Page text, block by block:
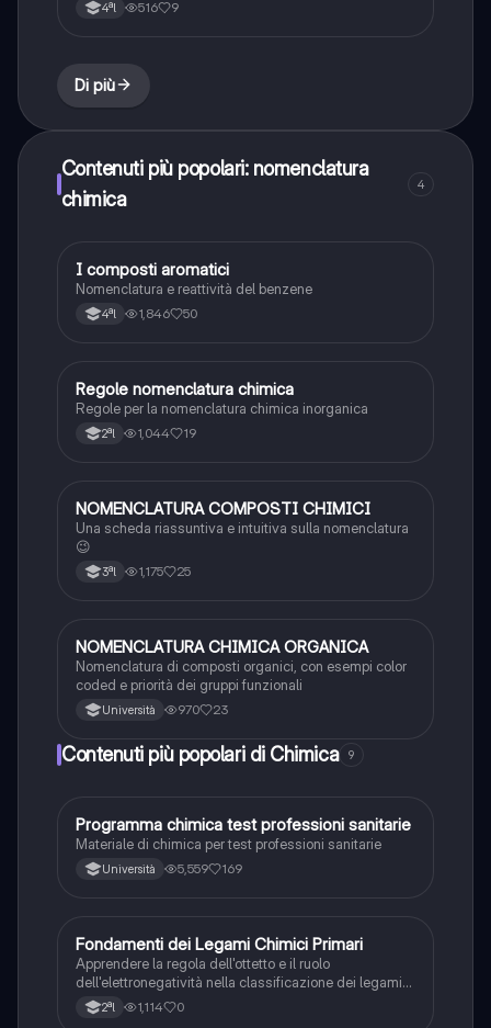
4ªl 516 9
Di più
Contenuti più popolari: nomenclatura
chimica
4
Chimica
I composti aromatici
Nomenclatura e reattività del benzene
4ªl 1,846 50
Chimica
Regole nomenclatura chimica
Regole per la nomenclatura chimica inorganica
2ªl 1,044 19
Chimica
NOMENCLATURA COMPOSTI CHIMICI
Una scheda riassuntiva e intuitiva sulla nomenclatura
😉
3ªl 1,175 25
Chimica
NOMENCLATURA CHIMICA ORGANICA
Nomenclatura di composti organici, con esempi color
coded e priorità dei gruppi funzionali
Università 970 23
Contenuti più popolari di Chimica 9
Chimica
Programma chimica test professioni sanitarie
Materiale di chimica per test professioni sanitarie
Università 5,559 169
FChimica
Fondamenti dei Legami Chimici Primari
Apprendere la regola dell'ottetto e il ruolo
dell'elettronegatività nella classificazione dei legami
chimici forti.
2ªl 1,114 0